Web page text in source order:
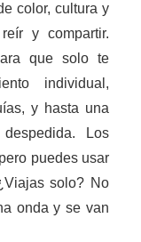
color, cultura y
y compartir.
que solo te
individual,
y hasta una
Los
puedes usar
solo? No
onda y se van